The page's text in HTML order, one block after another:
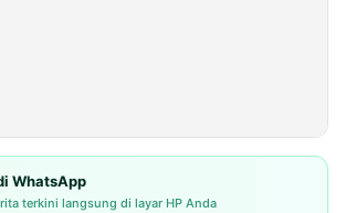
WhatsApp
terkini langsung di layar HP Anda